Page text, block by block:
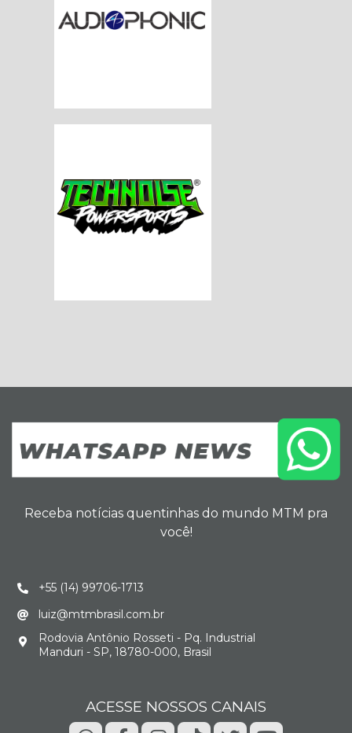
Receba notícias quentinhas do mundo MTM pra
você!
+55 (14) 99706-1713
luiz@mtmbrasil.com.br
Rodovia Antônio Rosseti - Pq. Industrial
Manduri - SP, 18780-000, Brasil
ACESSE NOSSOS CANAIS